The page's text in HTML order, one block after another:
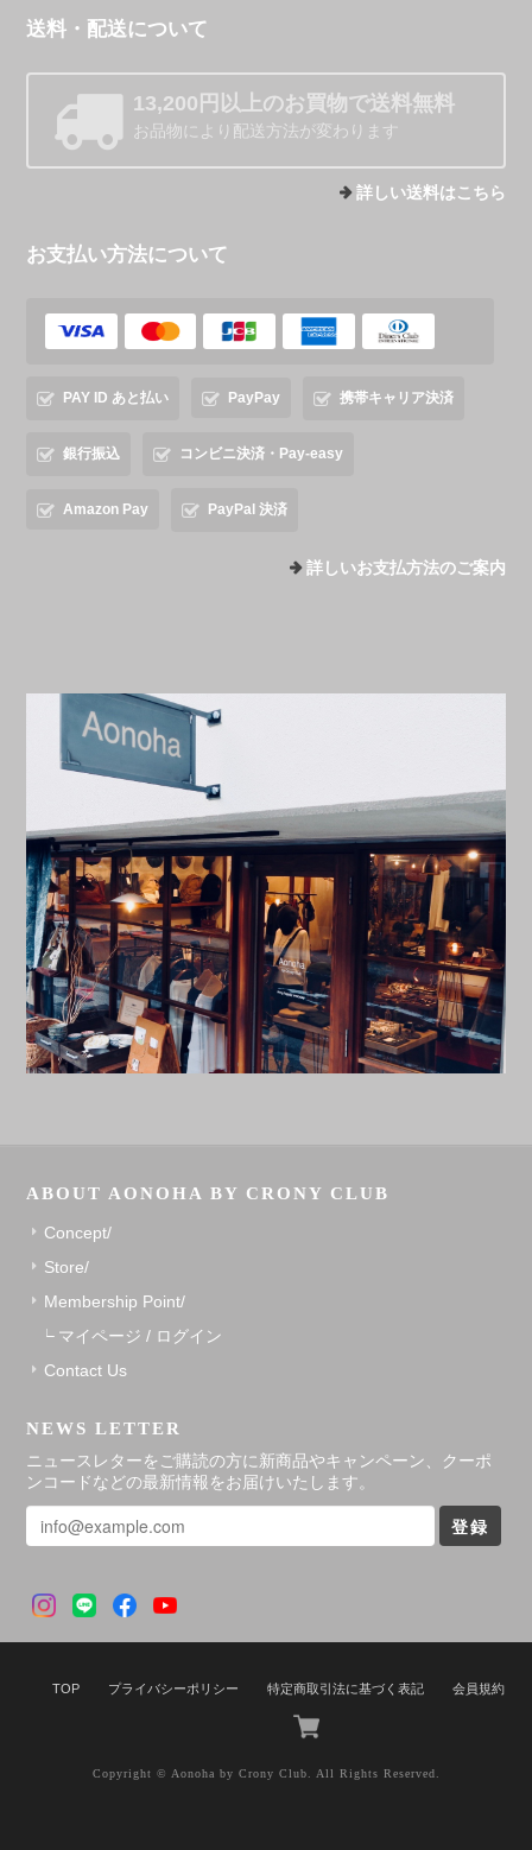
送料・配送について
13,200円以上のお買物で送料無料
お品物により配送方法が変わります
詳しい送料はこちら
お支払い方法について
PAY ID あと払い PayPay 携帯キャリア決済
銀行振込 コンビニ決済・Pay-easy
Amazon Pay PayPal 決済
詳しいお支払方法のご案内
ABOUT AONOHA BY CRONY CLUB
Concept/
Store/
Membership Point/
マイページ / ログイン
Contact Us
NEWS LETTER
ニュースレターをご購読の方に新商品やキャンペーン、クーポ
ンコードなどの最新情報をお届けいたします。
登録
TOP プライバシーポリシー 特定商取引法に基づく表記 会員規約
Copyright © Aonoha by Crony Club. All Rights Reserved.